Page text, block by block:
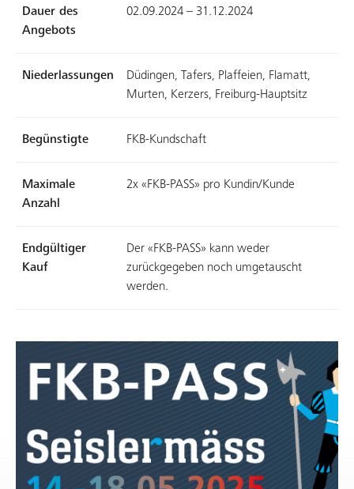
Dauer des
Angebots
02.09.2024 – 31.12.2024
Niederlassungen
Düdingen, Tafers, Plaffeien, Flamatt,
Murten, Kerzers, Freiburg-Hauptsitz
Begünstigte FKB-Kundschaft
Maximale
Anzahl
2x «FKB-PASS» pro Kundin/Kunde
Endgültiger
Kauf
Der «FKB-PASS» kann weder
zurückgegeben noch umgetauscht
werden.